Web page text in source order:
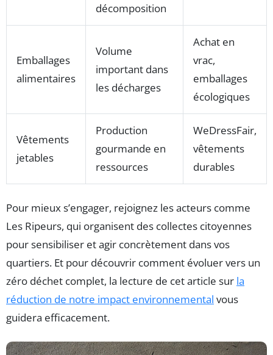
décomposition
Emballages
alimentaires
Volume
important dans
les décharges
Achat en
vrac,
emballages
écologiques
Vêtements
jetables
Production
gourmande en
ressources
WeDressFair,
vêtements
durables
Pour mieux s’engager, rejoignez les acteurs comme
Les Ripeurs, qui organisent des collectes citoyennes
pour sensibiliser et agir concrètement dans vos
quartiers. Et pour découvrir comment évoluer vers un
zéro déchet complet, la lecture de cet article sur la
réduction de notre impact environnemental vous
guidera efficacement.